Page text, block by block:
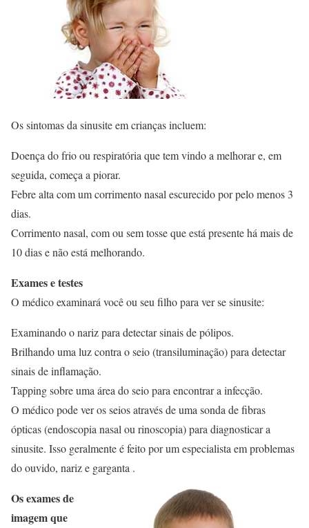
Os sintomas da sinusite em crianças incluem:
Doença do frio ou respiratória que tem vindo a melhorar e, em
seguida, começa a piorar.
Febre alta com um corrimento nasal escurecido por pelo menos 3
dias.
Corrimento nasal, com ou sem tosse que está presente há mais de
10 dias e não está melhorando.
Exames e testes
O médico examinará você ou seu filho para ver se sinusite:
Examinando o nariz para detectar sinais de pólipos.
Brilhando uma luz contra o seio (transiluminação) para detectar
sinais de inflamação.
Tapping sobre uma área do seio para encontrar a infecção.
O médico pode ver os seios através de uma sonda de fibras
ópticas (endoscopia nasal ou rinoscopia) para diagnosticar a
sinusite. Isso geralmente é feito por um especialista em problemas
do ouvido, nariz e garganta .
Os exames de
imagem que